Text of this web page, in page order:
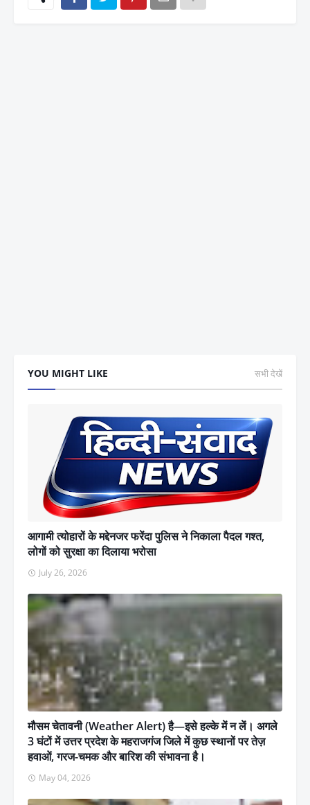
YOU MIGHT LIKE सभी देखें
आगामी त्योहारों के मद्देनजर फरेंदा पुलिस ने निकाला पैदल गश्त,
लोगों को सुरक्षा का दिलाया भरोसा
July 26, 2026
मौसम चेतावनी (Weather Alert) है—इसे हल्के में न लें। अगले
3 घंटों में उत्तर प्रदेश के महराजगंज जिले में कुछ स्थानों पर तेज़
हवाओं, गरज-चमक और बारिश की संभावना है।
May 04, 2026